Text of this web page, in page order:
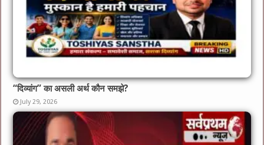
“दिव्यांग” का असली अर्थ कौन समझे?
July 29, 2026